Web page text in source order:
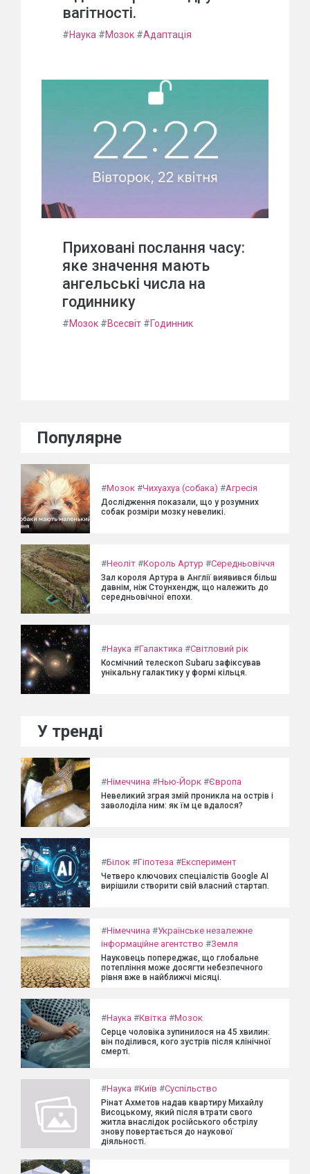
вагітності.
#Наука #Мозок #Адаптація
Приховані послання часу:
яке значення мають
ангельські числа на
годиннику
#Мозок #Всесвіт #Годинник
Популярне
#Мозок #Чихуахуа (собака) #Агресія
Дослідження показали, що у розумних
собак розміри мозку невеликі.
#Неоліт #Король Артур #Середньовіччя
Зал короля Артура в Англії виявився більш
давнім, ніж Стоунхендж, що належить до
середньовічної епохи.
#Наука #Галактика #Світловий рік
Космічний телескоп Subaru зафіксував
унікальну галактику у формі кільця.
У тренді
#Німеччина #Нью-Йорк #Європа
Невеликий зграя змій проникла на острів і
заволоділа ним: як їм це вдалося?
#Білок #Гіпотеза #Експеримент
Четверо ключових спеціалістів Google AI
вирішили створити свій власний стартап.
#Німеччина #Українське незалежне
інформаційне агентство #Земля
Науковець попереджає, що глобальне
потепління може досягти небезпечного
рівня вже в найближчі місяці.
#Наука #Квітка #Мозок
Серце чоловіка зупинилося на 45 хвилин:
він поділився, кого зустрів після клінічної
смерті.
#Наука #Київ #Суспільство
Рінат Ахметов надав квартиру Михайлу
Висоцькому, який після втрати свого
житла внаслідок російського обстрілу
знову повертається до наукової
діяльності.